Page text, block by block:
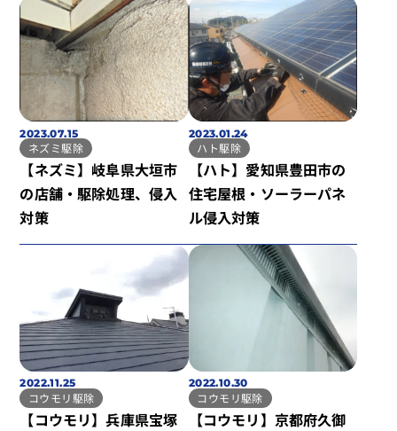
2023.07.15
ネズミ駆除
【ネズミ】岐阜県大垣市
の店舗・駆除処理、侵入
対策
2023.01.24
ハト駆除
【ハト】愛知県豊田市の
住宅屋根・ソーラーパネ
ル侵入対策
2022.11.25
コウモリ駆除
【コウモリ】兵庫県宝塚
2022.10.30
コウモリ駆除
【コウモリ】京都府久御